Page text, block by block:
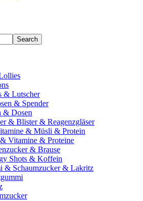
Search
& Lutscher
& Spender
& Dosen
& Blister & Reagenzgläser
& Müsli & Protein
Vitamine & Proteine
& Brause
Shots & Koffein
& Schaumzucker & Lakritz